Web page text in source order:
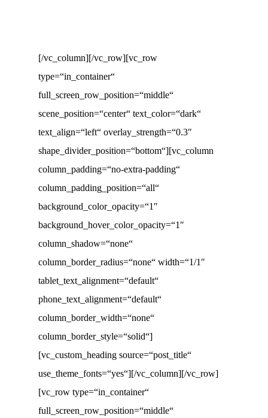
[/vc_column][/vc_row][vc_row
type=“in_container“
full_screen_row_position=“middle“
scene_position=“center“ text_color=“dark“
text_align=“left“ overlay_strength=“0.3″
shape_divider_position=“bottom“][vc_column
column_padding=“no-extra-padding“
column_padding_position=“all“
background_color_opacity=“1″
background_hover_color_opacity=“1″
column_shadow=“none“
column_border_radius=“none“ width=“1/1″
tablet_text_alignment=“default“
phone_text_alignment=“default“
column_border_width=“none“
column_border_style=“solid“]
[vc_custom_heading source=“post_title“
use_theme_fonts=“yes“][/vc_column][/vc_row]
[vc_row type=“in_container“
full_screen_row_position=“middle“